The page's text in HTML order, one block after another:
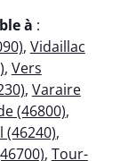
à :
, Vidaillac
, Vers
, Varaire
(46800),
(46240),
, Tour-